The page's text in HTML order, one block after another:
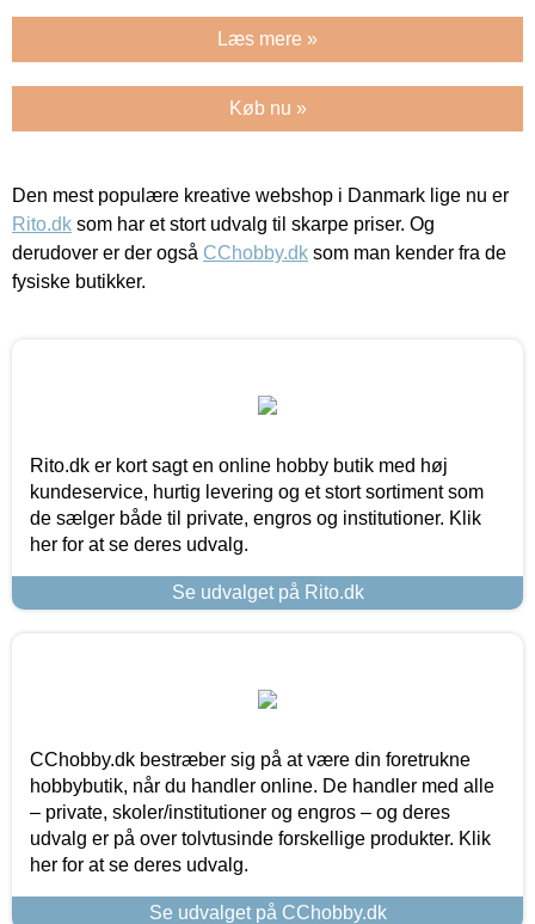
Læs mere »
Køb nu »
Den mest populære kreative webshop i Danmark lige nu er
Rito.dk som har et stort udvalg til skarpe priser. Og
derudover er der også CChobby.dk som man kender fra de
fysiske butikker.
Rito.dk er kort sagt en online hobby butik med høj
kundeservice, hurtig levering og et stort sortiment som
de sælger både til private, engros og institutioner. Klik
her for at se deres udvalg.
Se udvalget på Rito.dk
CChobby.dk bestræber sig på at være din foretrukne
hobbybutik, når du handler online. De handler med alle
– private, skoler/institutioner og engros – og deres
udvalg er på over tolvtusinde forskellige produkter. Klik
her for at se deres udvalg.
Se udvalget på CChobby.dk